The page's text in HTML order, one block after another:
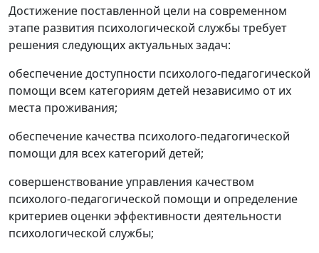
Достижение поставленной цели на современном
этапе развития психологической службы требует
решения следующих актуальных задач:
обеспечение доступности психолого-педагогической
помощи всем категориям детей независимо от их
места проживания;
обеспечение качества психолого-педагогической
помощи для всех категорий детей;
совершенствование управления качеством
психолого-педагогической помощи и определение
критериев оценки эффективности деятельности
психологической службы;